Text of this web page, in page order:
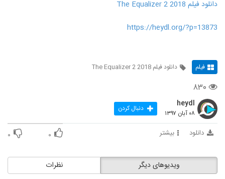
دانلود فیلم The Equalizer 2 2018
https://heydl.org/?p=13873
فیلم دانلود فیلم The Equalizer 2 2018
۸۳۰
heydl
۰۸ آبان ۱۳۹۷ دنبال کردن
دانلود بیشتر ۰ ۰
نظرات ویدیوهای دیگر